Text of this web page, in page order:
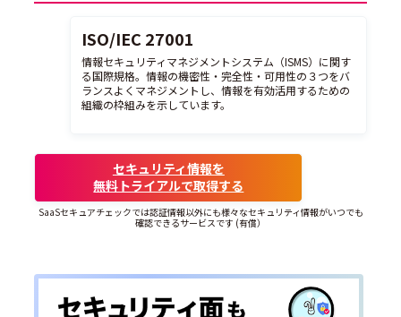
ISO/IEC 27001
情報セキュリティマネジメントシステム（ISMS）に関す
る国際規格。情報の機密性・完全性・可用性の３つをバ
ランスよくマネジメントし、情報を有効活用するための
組織の枠組みを示しています。
セキュリティ情報を
無料トライアルで取得する
SaaSセキュアチェックでは認証情報以外にも様々なセキュリティ情報がいつでも
確認できるサービスです (有償）